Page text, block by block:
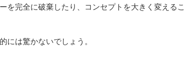
を完全に破棄したり、コンセプトを大きく変えるこ
には驚かないでしょう。